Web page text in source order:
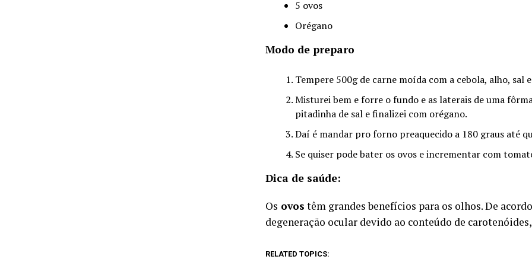
5 ovos
Orégano
Modo de preparo
Tempere 500g de carne moída com a cebola, alho, sal
Misturei bem e forre o fundo e as laterais de uma
pitadinha de sal e finalizei com orégano.
Daí é mandar pro forno preaquecido a 180 graus até
Se quiser pode bater os ovos e incrementar com
Dica de saúde:
Os ovos têm grandes benefícios para os olhos. De
degeneração ocular devido ao conteúdo de
RELATED TOPICS: